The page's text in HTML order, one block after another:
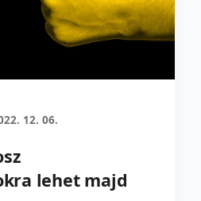
12. 06.
lehet majd